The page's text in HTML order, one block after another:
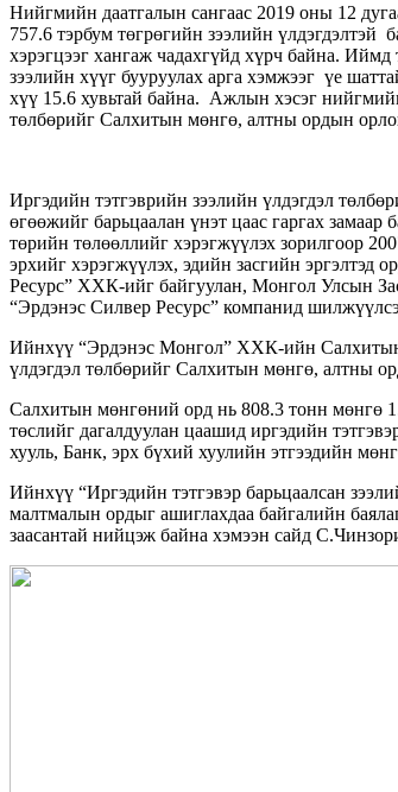
Нийгмийн даатгалын сангаас 2019 оны 12
757.6 тэрбум төгрөгийн зээлийн үлдэгдэлтэй
хэрэгцээг хангаж чадахгүйд хүрч байна. Иймд
зээлийн хүүг бууруулах арга хэмжээг үе
хүү 15.6 хувьтай байна. Ажлын хэсэг нийгмийн
төлбөрийг Салхитын мөнгө, алтны ордын
Иргэдийн тэтгэврийн зээлийн үлдэгдэл
өгөөжийг барьцаалан үнэт цаас гаргах
төрийн төлөөллийг хэрэгжүүлэх зорилгоор
эрхийг хэрэгжүүлэх, эдийн засгийн
Ресурс” ХХК-ийг байгуулан, Монгол Улсын
“Эрдэнэс Силвер Ресурс” компанид
Ийнхүү “Эрдэнэс Монгол” ХХК-ийн Салхитын
үлдэгдэл төлбөрийг Салхитын мөнгө, алтны
Салхитын мөнгөний орд нь 808.3 тонн мөнгө
төслийг дагалдуулан цаашид иргэдийн
хууль, Банк, эрх бүхий хуулийн этгээдийн
Ийнхүү “Иргэдийн тэтгэвэр барьцаалсан
малтмалын ордыг ашиглахдаа байгалийн
заасантай нийцэж байна хэмээн сайд